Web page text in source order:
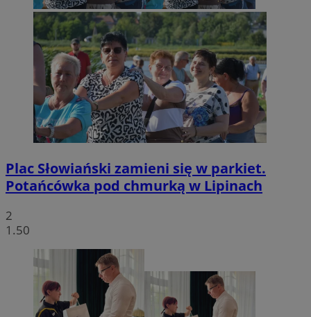
Plac Słowiański zamieni się w parkiet.
Potańcówka pod chmurką w Lipinach
2
1.50